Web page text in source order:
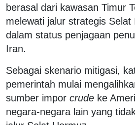
berasal dari kawasan Timur
melewati jalur strategis Selat
dalam status penjagaan
Iran.
Sebagai skenario mitigasi,
pemerintah mulai
sumber impor crude ke
negara-negara lain yang